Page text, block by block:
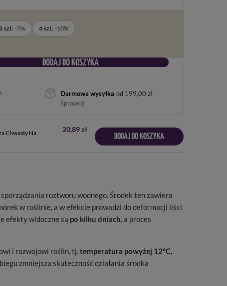
3 szt. -7% 4 szt. -10%
DODAJ DO KOSZYKA
Darmowa wysyłka od 199,00 zł
Sprawdź
Chwasty Na
20,89 zł
DODAJ DO KOSZYKA
roztworu wodnego. Środek ten zawiera
w roślinie, a w efekcie prowadzi do deformacji liści
efekty widoczne są po kilku dniach, a proces
i rozwojowi roślin, tj.temperatura powyżej 12°C,
zmniejsza skuteczność działania środka